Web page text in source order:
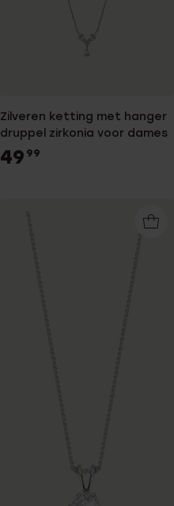
Zilveren ketting met hanger
druppel zirkonia voor dames
49 99